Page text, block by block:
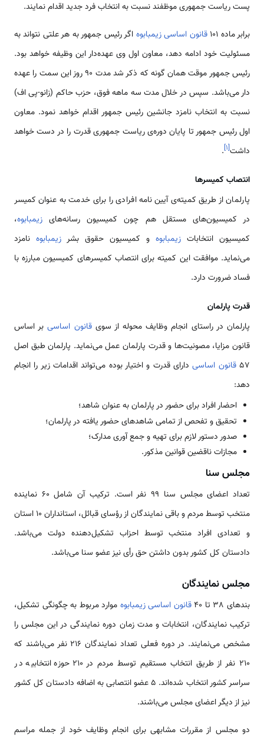
پست ریاست جمهوری موظفند نسبت به انتخاب فرد جدید اقدام نمایند.
برابر ماده 101 قانون اساسی زیمبابوه اگر رئیس جمهور به هر علتی نتواند به
مسئولیت خود ادامه دهد، معاون اول وی عهده‌دار این وظیفه خواهد بود.
رئیس جمهور موقت همان گونه که ذکر شد مدت 90 روز این سمت را عهده
دار می‌باشد. سپس در خلال مدت سه ماهه فوق، حزب حاکم (زانو-پی اف)
نسبت به انتخاب نامزد جانشین رئیس جمهور اقدام خواهد نمود. معاون
اول رئیس جمهور تا پایان دوره‌ی ریاست جمهوری قدرت را در دست خواهد
داشت[۱]
.
انتصاب کمیسرها
پارلمان از طریق کمیته‌ی آیین نامه افرادی را برای خدمت به عنوان کمیسر
در کمیسیون‌های مستقل هم چون کمیسیون رسانه‌های زیمبابوه،
کمیسیون انتخابات زیمبابوه و کمیسیون حقوق بشر زیمبابوه نامزد
می‌نماید. موافقت این کمیته برای انتصاب کمیسرهای کمیسیون مبارزه با
فساد ضرورت دارد.
قدرت پارلمان
پارلمان در راستای انجام وظایف محوله از سویقانون اساسیبر اساس
قانون مزایا، مصونیت‌ها و قدرت پارلمان عمل می‌نماید. پارلمان طبق اصل
57 قانون اساسیدارای قدرت و اختیار بوده می‌تواند اقدامات زیر را انجام
دهد:
احضار افراد برای حضور در پارلمان به عنوان شاهد؛
تحقیق و تفحص از تمامی شاهدهای حضور یافته در پارلمان؛
صدور دستور لازم برای تهیه و جمع آوری مدارک؛
مجازات ناقضین قوانین مذکور.
مجلس سنا
تعداد اعضای مجلس سنا 99 نفر است. ترکیب آن شامل 60 نماینده
منتخب توسط مردم و باقی نمایندگان از رؤسای قبائل، استانداران 10 استان
و تعدادی افراد منتخب توسط احزاب تشکیل‌دهنده دولت می‌باشد.
دادستان کل کشور بدون داشتن حق رأی نیز عضو سنا می‌باشد.
مجلس نمایندگان
بندهای 38 تا 40 قانون اساسی زیمبابوه موارد مربوط به چگونگی تشکیل،
ترکیب نمایندگان، انتخابات و مدت زمان دوره نمایندگی در این مجلس را
مشخص می‌نمایند. در دوره فعلی تعداد نمایندگان 216 نفر می‌باشند که
210 نفر از طریق انتخاب مستقیم توسط مردم در 210 حوزه انتخابیه در
سراسر کشور انتخاب شده‌اند. 5 عضو انتصابی به اضافه دادستان کل کشور
نیز از دیگر اعضای مجلس می‌باشند.
دو مجلس از مقررات مشابهی برای انجام وظایف خود از جمله مراسم